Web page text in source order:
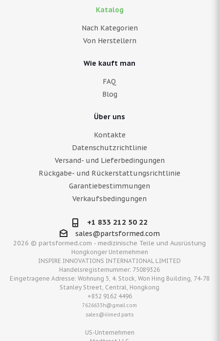
2026 © partsformed.com - medizinische Teile und Ausrüstung
Hongkonger Unternehmen
INSPIRE INNOVATIONS INTERNATIONAL LIMITED
Handelsregisternummer: 75089326
Eingetragene Adresse: Wohnung 5, 4. Stock, Won Hing Building, 74-78
Stanley Street, Central, Hongkong
+852 9162 4496
7626633h@gmail.com
sales@iiimed.parts
US-Unternehmen
Katalog
Nach Kategorien
Von Herstellern
Wie kauft man
FAQ
Blog
Über uns
Kontakte
Datenschutzrichtlinie
Versand- und Lieferbedingungen
Rückgabe- und Rückerstattungsrichtlinie
Garantiebestimmungen
Verkaufsbedingungen
+1 833 212 50 22
sales@partsformed.com